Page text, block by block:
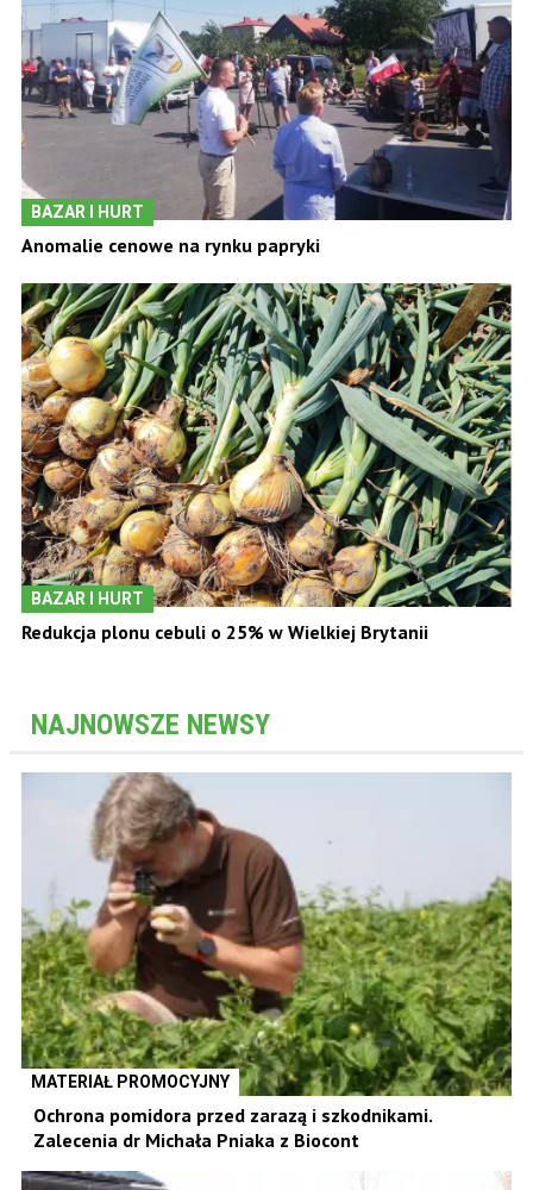
BAZAR I HURT
Anomalie cenowe na rynku papryki
BAZAR I HURT
Redukcja plonu cebuli o 25% w Wielkiej Brytanii
NAJNOWSZE NEWSY
MATERIAŁ PROMOCYJNY
Ochrona pomidora przed zarazą i szkodnikami.
Zalecenia dr Michała Pniaka z Biocont